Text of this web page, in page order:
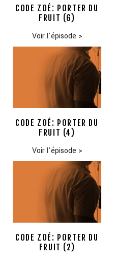
CODE ZOÉ: PORTER DU
FRUIT (6)
Voir l'épisode >
CODE ZOÉ: PORTER DU
FRUIT (4)
Voir l'épisode >
CODE ZOÉ: PORTER DU
FRUIT (2)